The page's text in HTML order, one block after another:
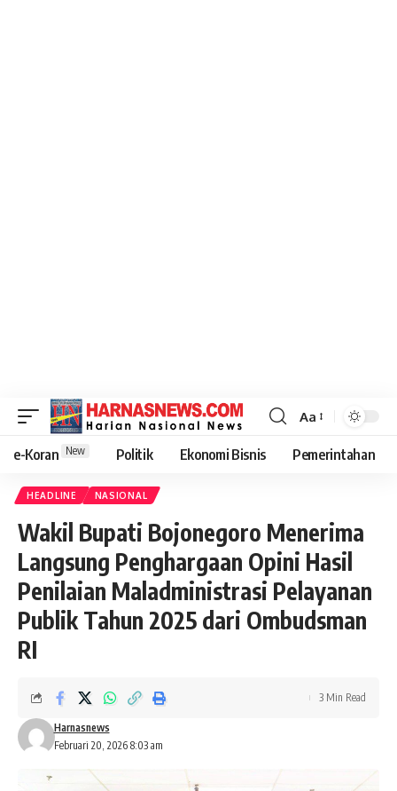
Aa
e-Koran New Politik Ekonomi Bisnis Pemerintahan
HEADLINE NASIONAL
Wakil Bupati Bojonegoro Menerima
Langsung Penghargaan Opini Hasil
Penilaian Maladministrasi Pelayanan
Publik Tahun 2025 dari Ombudsman
RI
Februari 20, 2026 8:03 am
Harnasnews
3 Min Read